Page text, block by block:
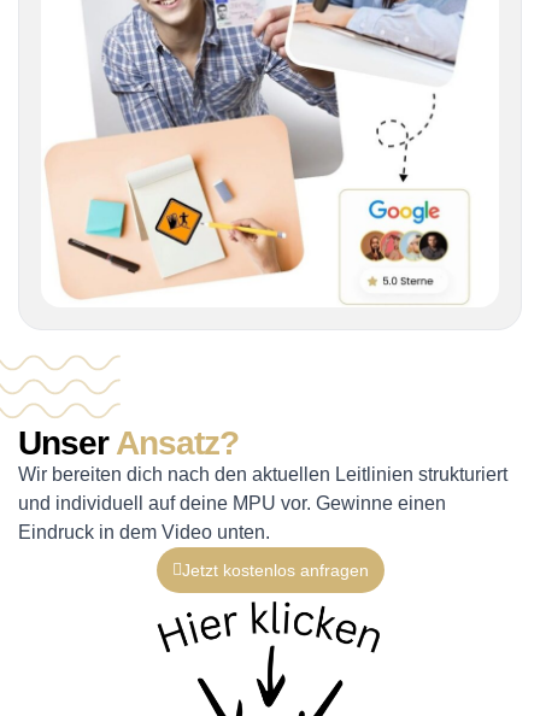
UnserAnsatz?
Wir bereiten dich nach den aktuellen Leitlinien strukturiert
und individuell auf deine MPU vor. Gewinne einen
Eindruck in dem Video unten.
Jetzt kostenlos anfragen